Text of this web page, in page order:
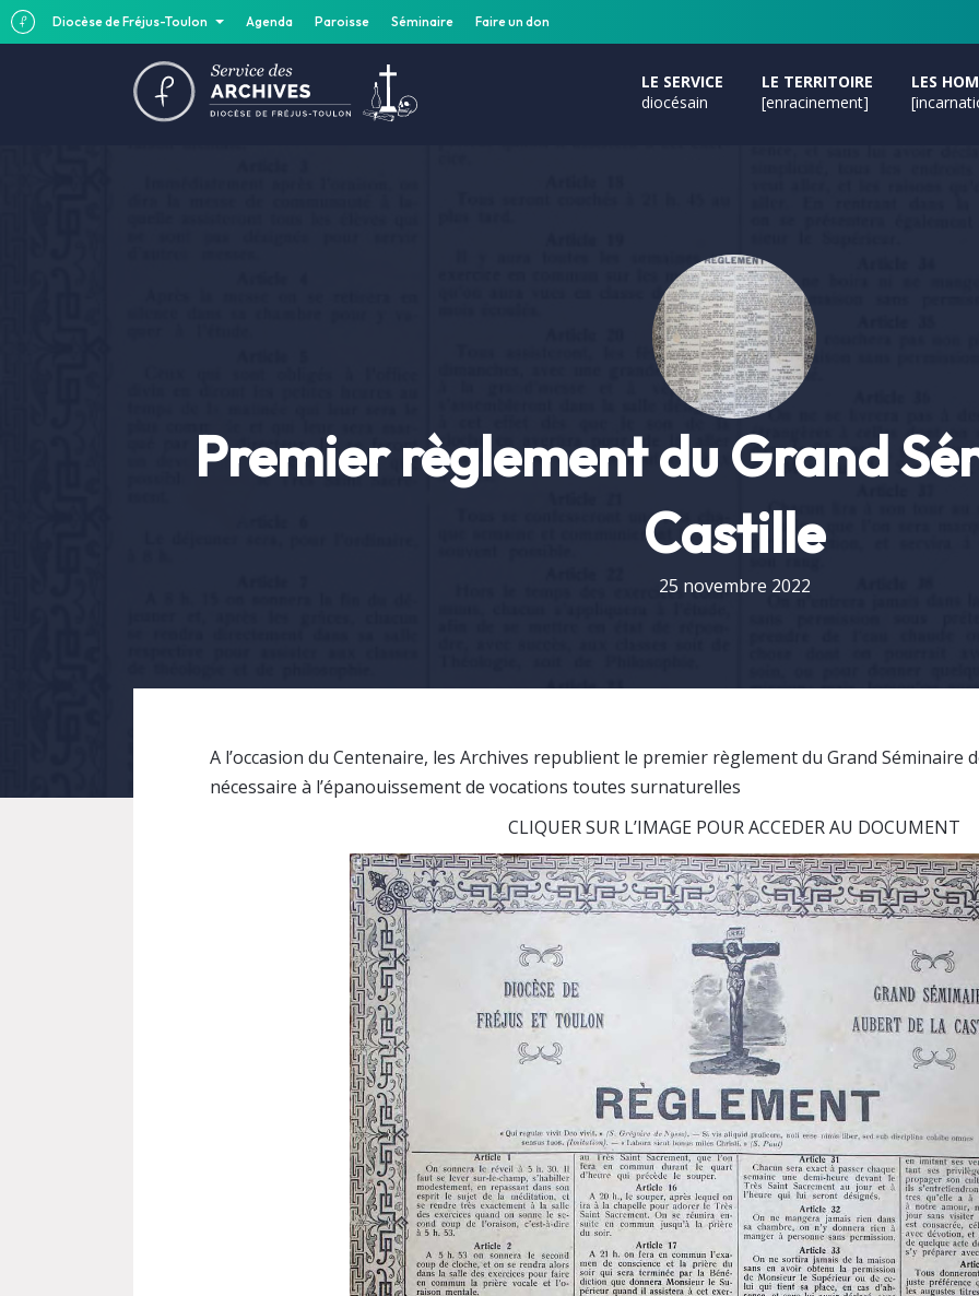
Diocèse de Fréjus-Toulon Agenda Paroisse Séminaire Faire un don
LE SERVICE
diocésain
LE TERRITOIRE
[enracinement]
LES
Premier règlement du Grand
Castille
25 novembre 2022
A l’occasion du Centenaire, les Archives republient le premier règlement du Grand Séminaire
nécessaire à l’épanouissement de vocations toutes surnaturelles
CLIQUER SUR L’IMAGE POUR ACCEDER AU DOCUMENT